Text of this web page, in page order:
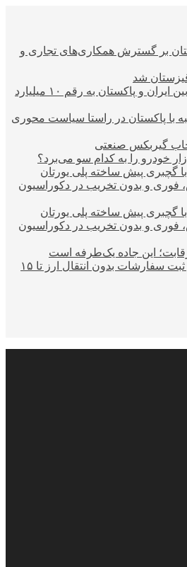
بر گسترش همکاری‌های تجاری و
شد
افزایش حجم تجارت بین ایران و پاکستان به رقم ۱۰ میلیارد
با پاکستان در راستا سیاست محوری
گیربکس صنعتی
خودرو را به کدام سو می‌برد؟
با گچبری پیش ساخته پلی یورتان
فوری و بدون تخریب در دکوراسیون
با گچبری پیش ساخته پلی یورتان
فوری و بدون تخریب در دکوراسیون
تمدید بخشنامه اعتبار ثبت سفارشات بدون انتقال ارز تا ۱۵